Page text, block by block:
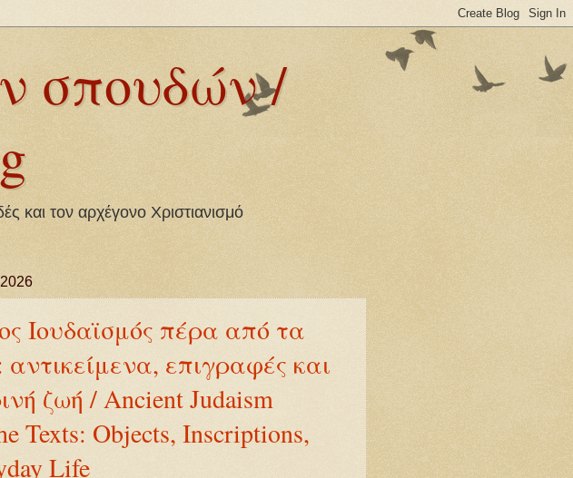
σπουδών /
και τον αρχέγονο Χριστιανισμό
Ιουδαϊσμός πέρα από τα
αντικείμενα, επιγραφές και
ζωή / Ancient Judaism
Texts: Objects, Inscriptions,
Life